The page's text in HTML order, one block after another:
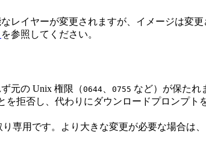
レイヤーが変更されますが、イメージは変
を参照してください。
元の Unix 権限（0644 0755 など）が保たれ
拒否し、代わりにダウンロードプロンプ
専用です。より大きな変更が必要な場合は